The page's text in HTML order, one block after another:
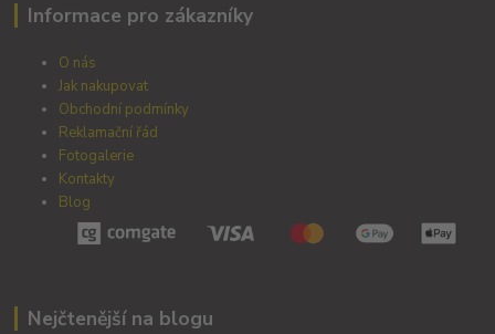
Informace pro zákazníky
O nás
Jak nakupovat
Obchodní podmínky
Reklamační řád
Fotogalerie
Kontakty
Blog
Nejčtenější na blogu